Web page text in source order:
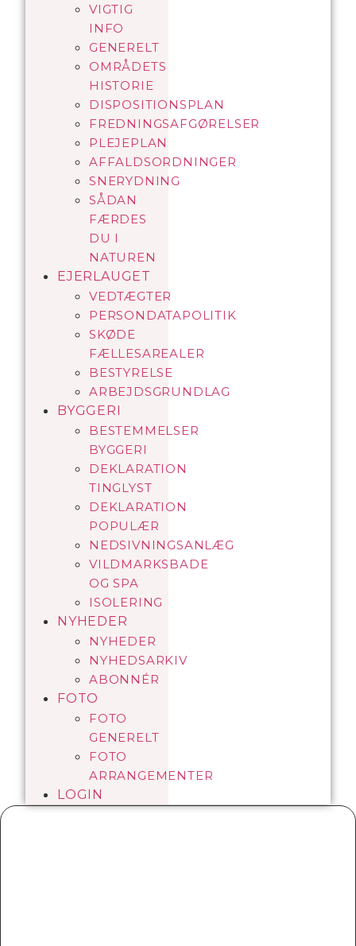
VIGTIG
INFO
GENERELT
OMRÅDETS
HISTORIE
DISPOSITIONSPLAN
FREDNINGSAFGØRELSER
PLEJEPLAN
AFFALDSORDNINGER
SNERYDNING
SÅDAN
FÆRDES
DU I
NATUREN
EJERLAUGET
VEDTÆGTER
PERSONDATAPOLITIK
SKØDE
FÆLLESAREALER
BESTYRELSE
ARBEJDSGRUNDLAG
BYGGERI
BESTEMMELSER
BYGGERI
DEKLARATION
TINGLYST
DEKLARATION
POPULÆR
NEDSIVNINGSANLÆG
VILDMARKSBADE
OG SPA
ISOLERING
NYHEDER
NYHEDER
NYHEDSARKIV
ABONNÉR
FOTO
FOTO
GENERELT
FOTO
ARRANGEMENTER
LOGIN